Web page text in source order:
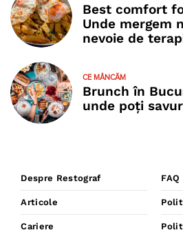
Best comfort
Unde mergem
nevoie de
CE MÂNCĂM
Brunch în
unde poţi
Despre Restograf
Articole
Cariere
FAQ